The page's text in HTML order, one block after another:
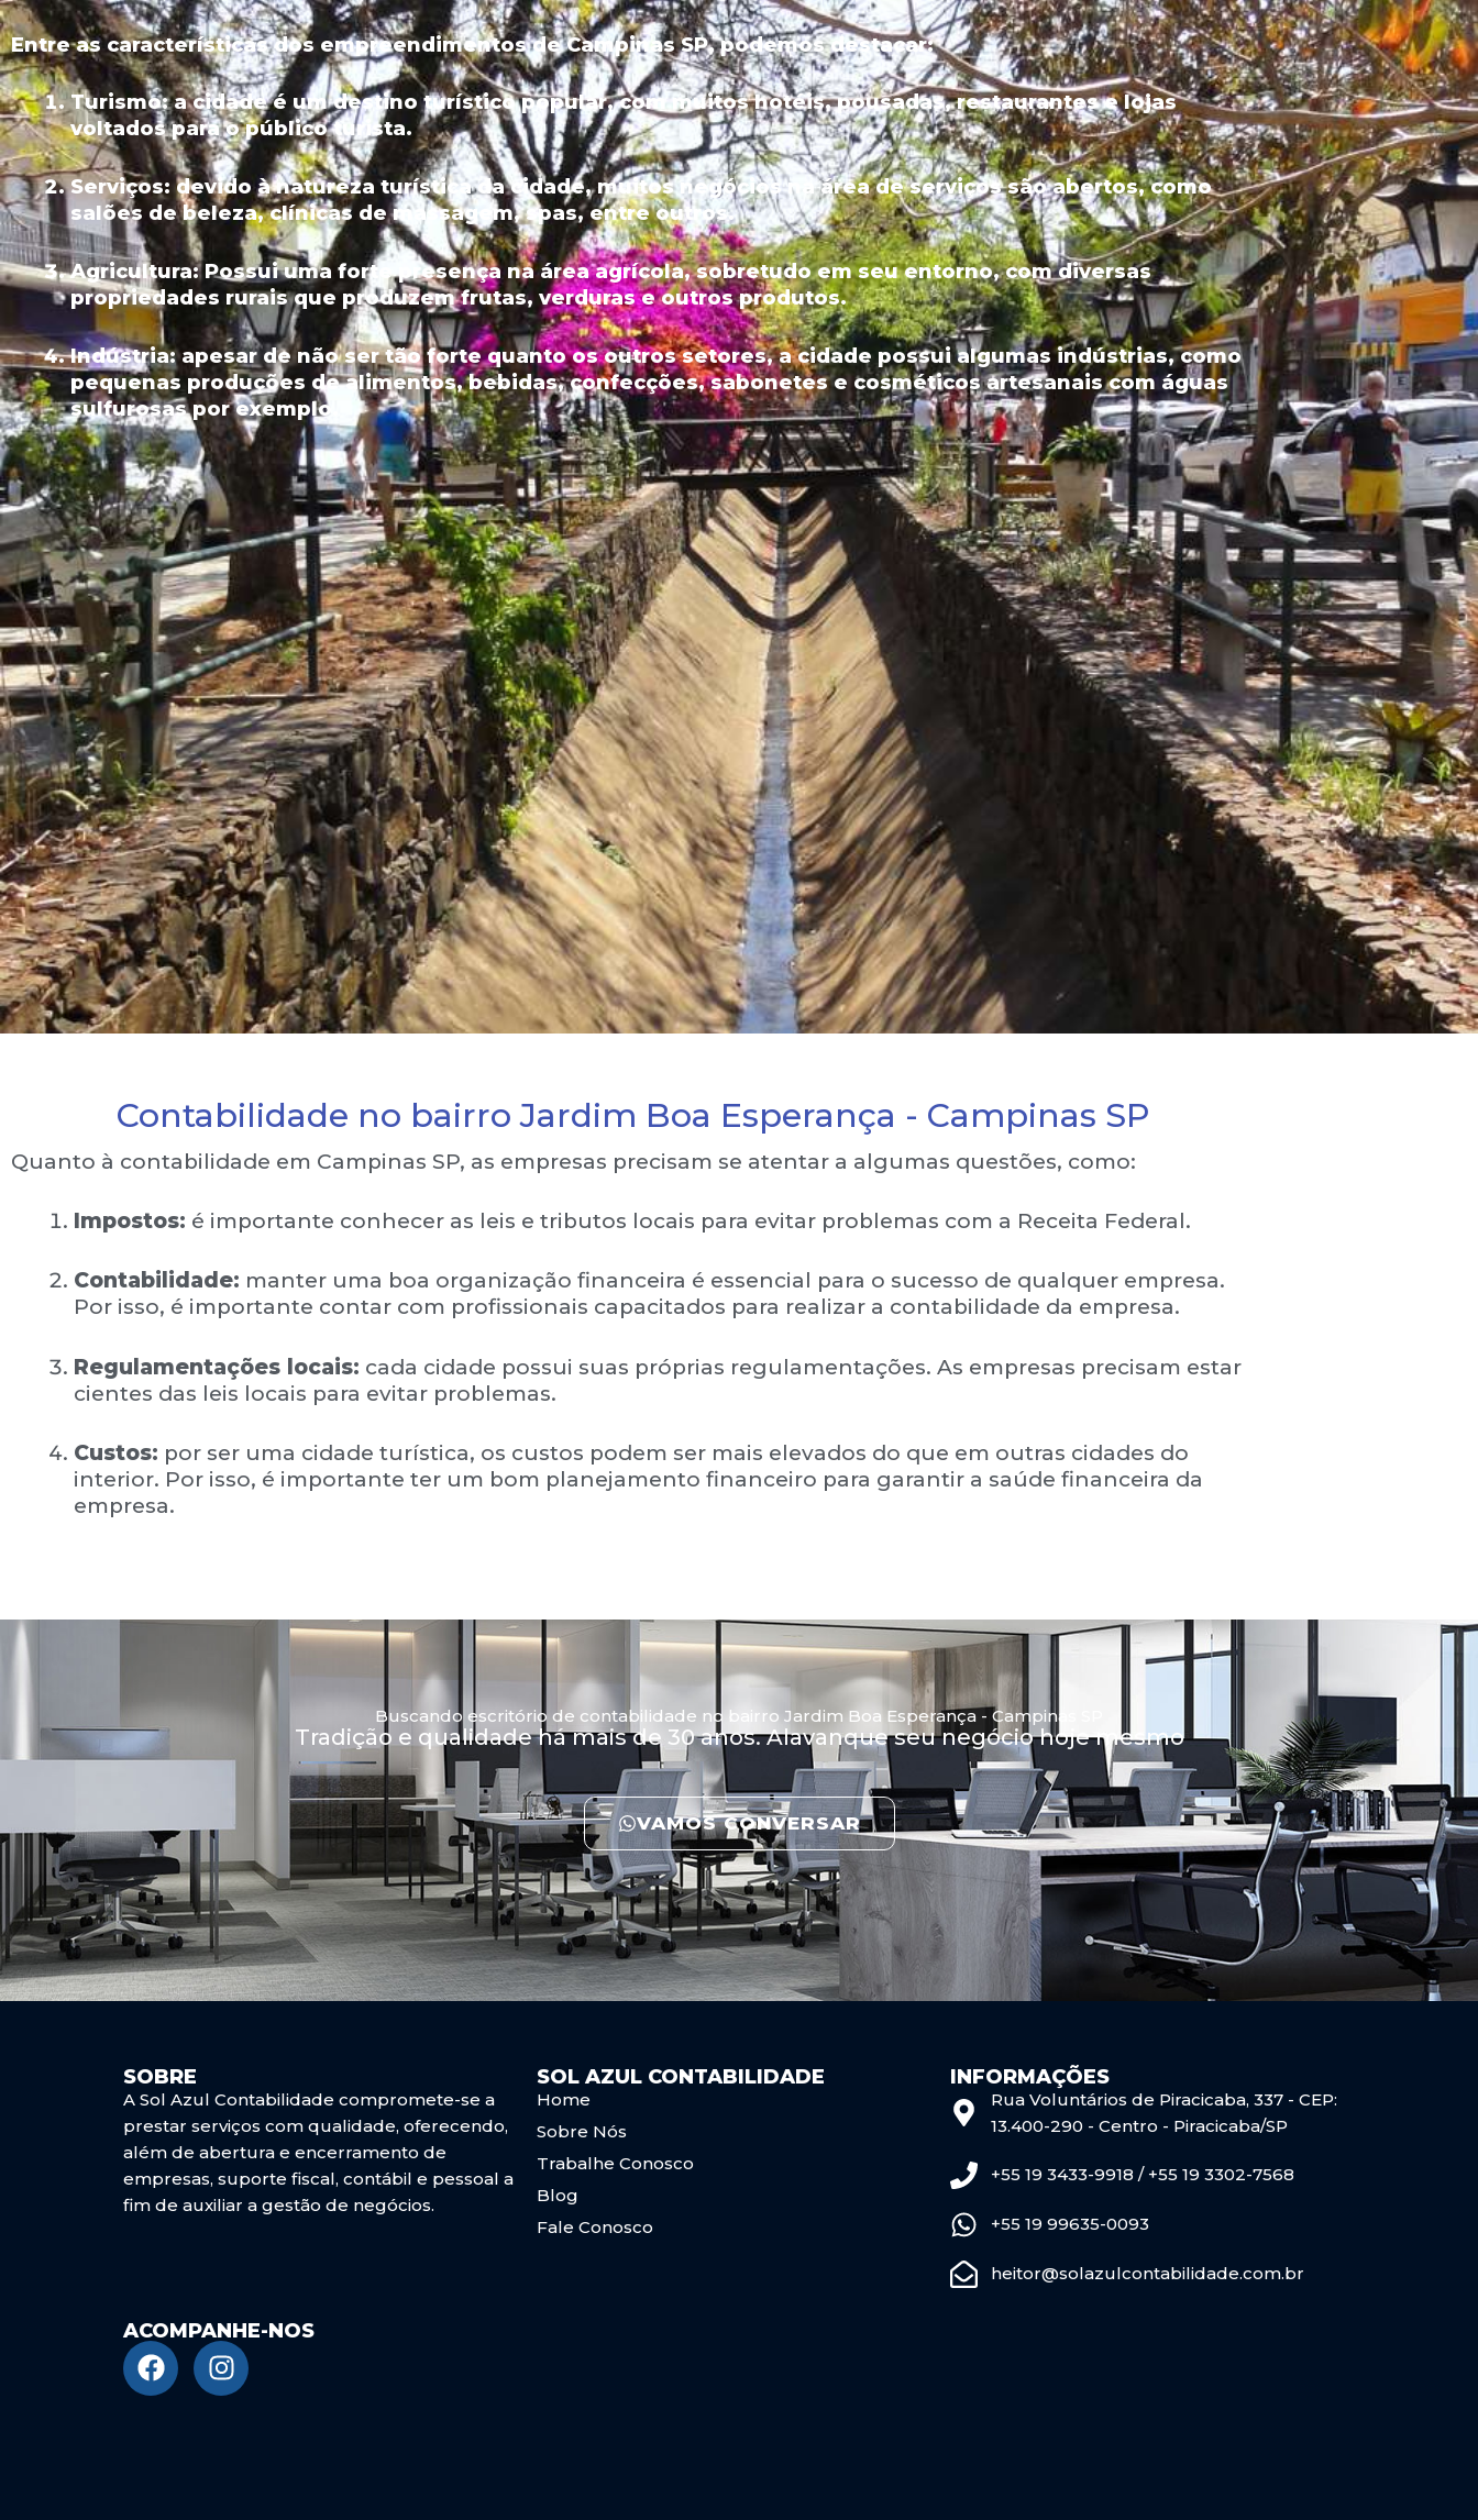
Entre as características dos empreendimentos de Campinas SP, podemos destacar:
Turismo:a cidade é um destino turístico popular, com muitos hotéis, pousadas, restaurantes e lojas
voltados para o público turista.
Serviços: devido à natureza turística da cidade, muitos negócios na área de serviços são abertos, como
salões de beleza, clínicas de massagem, spas, entre outros.
Agricultura:Possui uma forte presença na área agrícola, sobretudo em seu entorno, com diversas
propriedades rurais que produzem frutas, verduras e outros produtos.
Indústria:apesar de não ser tão forte quanto os outros setores, a cidade possui algumas indústrias, como
pequenas produções de alimentos, bebidas, confecções, sabonetes e cosméticos artesanais com águas
sulfurosas por exemplo.
Contabilidade no bairro Jardim Boa Esperança - Campinas SP
Quanto à contabilidade em Campinas SP, as empresas precisam se atentar a algumas questões, como:
Impostos: é importante conhecer as leis e tributos locais para evitar problemas com a Receita Federal.
Contabilidade: manter uma boa organização financeira é essencial para o sucesso de qualquer empresa.
Por isso, é importante contar com profissionais capacitados para realizar a contabilidade da empresa.
Regulamentações locais: cada cidade possui suas próprias regulamentações. As empresas precisam estar
cientes das leis locais para evitar problemas.
Custos: por ser uma cidade turística, os custos podem ser mais elevados do que em outras cidades do
interior. Por isso, é importante ter um bom planejamento financeiro para garantir a saúde financeira da
empresa.
Buscando escritório de contabilidade no bairro Jardim Boa Esperança - Campinas SP
Tradição e qualidade há mais de 30 anos. Alavanque seu negócio hoje mesmo
VAMOS CONVERSAR
SOBRE
A Sol Azul Contabilidade compromete-se a
prestar serviços com qualidade, oferecendo,
além de abertura e encerramento de
empresas, suporte fiscal, contábil e pessoal a
fim de auxiliar a gestão de negócios.
SOL AZUL CONTABILIDADE
Home
Sobre Nós
Trabalhe Conosco
Blog
Fale Conosco
INFORMAÇÕES
Rua Voluntários de Piracicaba, 337 - CEP:
13.400-290 - Centro - Piracicaba/SP
+55 19 3433-9918 / +55 19 3302-7568
+55 19 99635-0093
heitor@solazulcontabilidade.com.br
ACOMPANHE-NOS
F
a
I
n